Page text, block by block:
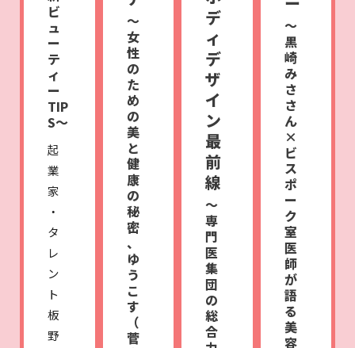
ビ
ュ
ー
テ
ィ
ー
TIP
S〜
起
業
家
・
タ
レ
ン
ト
板
野
〜
女
性
の
た
め
の
美
と
健
康
の
秘
密
、
ゆ
う
こ
す
（
菅
デ
ィ
デ
ザ
イ
ン
最
前
線
〜
専
門
医
集
団
の
総
合
〜
黒
崎
み
さ
さ
ん
×
ビ
ス
ポ
ー
ク
室
医
師
が
語
る
美
容